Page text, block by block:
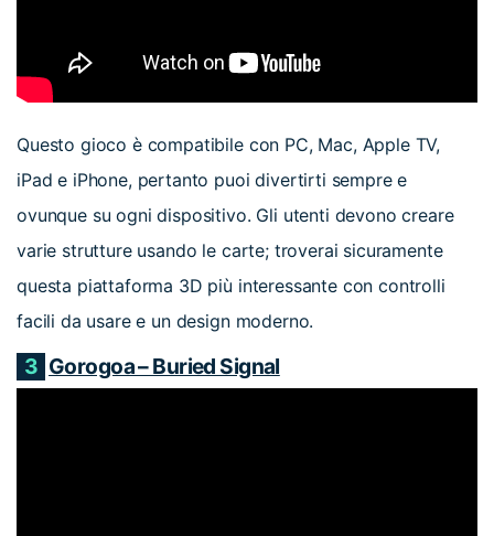
Questo gioco è compatibile con PC, Mac, Apple TV,
iPad e iPhone, pertanto puoi divertirti sempre e
ovunque su ogni dispositivo. Gli utenti devono creare
varie strutture usando le carte; troverai sicuramente
questa piattaforma 3D più interessante con controlli
facili da usare e un design moderno.
3 Gorogoa – Buried Signal